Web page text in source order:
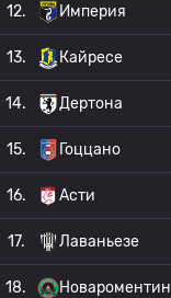
12. Империя
13. Кайресе
14. Дертона
15. Гоццано
16. Асти
17. Лаваньезе
18. Новароментин